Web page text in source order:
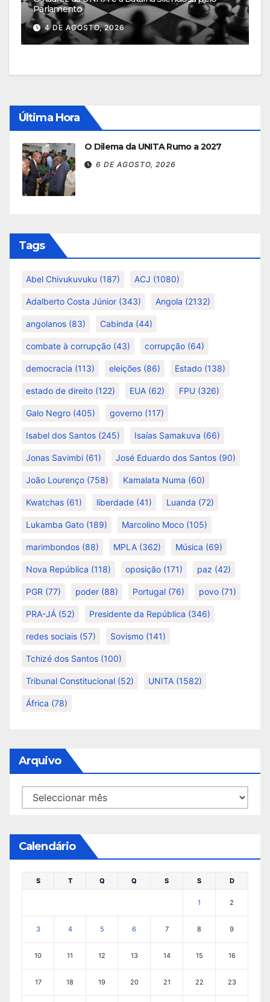
Parlamento
4 DE AGOSTO, 2026
Última Hora
O Dilema da UNITA Rumo a 2027
6 DE AGOSTO, 2026
Tags
Abel Chivukuvuku (187) ACJ (1080)
Adalberto Costa Júnior (343) Angola (2132)
angolanos (83) Cabinda (44)
combate à corrupção (43) corrupção (64)
democracia (113) eleições (86) Estado (138)
estado de direito (122) EUA (62) FPU (326)
Galo Negro (405) governo (117)
Isabel dos Santos (245) Isaías Samakuva (66)
Jonas Savimbi (61) José Eduardo dos Santos (90)
João Lourenço (758) Kamalata Numa (60)
Kwatchas (61) liberdade (41) Luanda (72)
Lukamba Gato (189) Marcolino Moco (105)
marimbondos (88) MPLA (362) Música (69)
Nova República (118) oposição (171) paz (42)
PGR (77) poder (88) Portugal (76) povo (71)
PRA-JÁ (52) Presidente da República (346)
redes sociais (57) Sovismo (141)
Tchizé dos Santos (100)
Tribunal Constitucional (52) UNITA (1582)
África (78)
Arquivo
Arquivo
Calendário
S T Q Q S S D
1 2
3 4 5 6 7 8 9
10 11 12 13 14 15 16
17 18 19 20 21 22 23